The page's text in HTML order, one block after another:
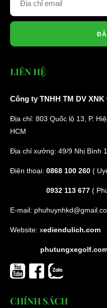
LIÊN HỆ
Công ty TNHH TM DV
Địa chỉ: 803 Quốc lộ 13, P.
HCM
Địa chỉ xưởng: 49/9 Nhị Bình
Điện thoại: 0868 100 260 (
0932 113 677 (
E-mail:
Website: xediendulich.com
CHÍNH SÁCH